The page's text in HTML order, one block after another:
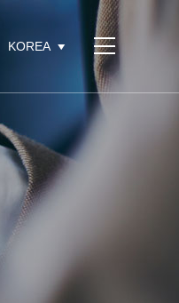
KOREA